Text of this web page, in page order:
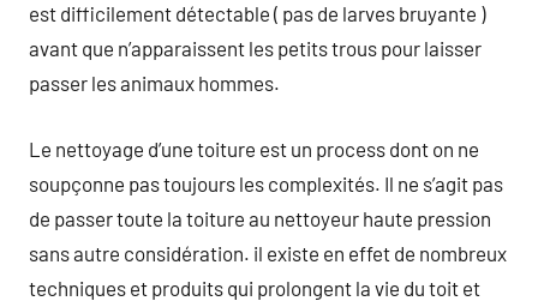
est difficilement détectable ( pas de larves bruyante )
avant que n’apparaissent les petits trous pour laisser
passer les animaux hommes.
Le nettoyage d’une toiture est un process dont on ne
soupçonne pas toujours les complexités. Il ne s’agit pas
de passer toute la toiture au nettoyeur haute pression
sans autre considération. il existe en effet de nombreux
techniques et produits qui prolongent la vie du toit et